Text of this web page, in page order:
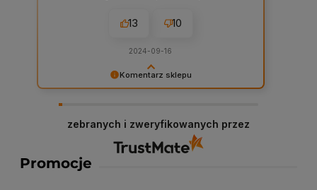
Komentarz sklepu
sklepu! W Chemiczna-hurtownia.pl stawiamy na
najwyższą jakość obsługi i asortymentu, dlatego
każda taka opinia jest dla nas cenna. Dzięki
Twojemu feedbackowi możemy jeszcze lepiej
dostosować nasze usługi do potrzeb naszych
13 10
2024-09-16
zebranych i zweryfikowanych przez
Promocje